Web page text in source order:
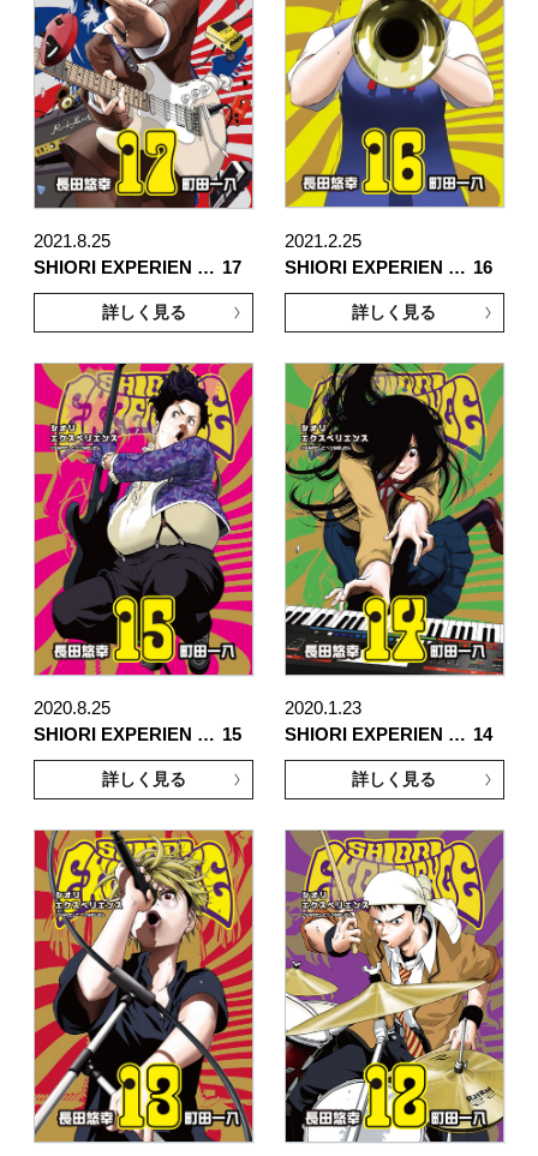
2021.8.25
SHIORI EXPERIEN … 17
詳しく見る
2021.2.25
SHIORI EXPERIEN … 16
詳しく見る
2020.8.25
SHIORI EXPERIEN … 15
詳しく見る
2020.1.23
SHIORI EXPERIEN … 14
詳しく見る